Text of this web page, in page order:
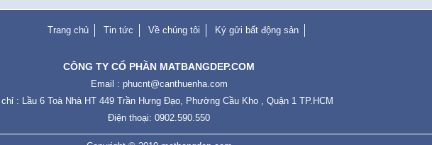
Trang chủ Tin tức Về chúng tôi Ký gửi bất động sản
CÔNG TY CỔ PHẦN MATBANGDEP.COM
Email : phucnt@canthuenha.com
: Lầu 6 Toà Nhà HT 449 Trần Hưng Đạo, Phường Cầu Kho , Quận 1 TP.HCM
Điện thoại: 0902.590.550